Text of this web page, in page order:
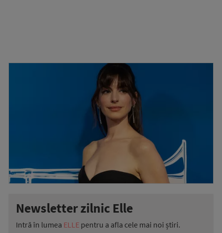
Newsletter zilnic Elle
Intră în lumea ELLE pentru a afla cele mai noi știri.